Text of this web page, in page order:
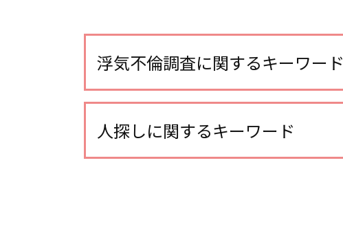
浮気不倫調査に関するキーワード
不倫調査 iphone
浮気調査 探偵
浮気調査 探偵 方法
浮気調査 浮気して なかった
人探しに関するキーワード